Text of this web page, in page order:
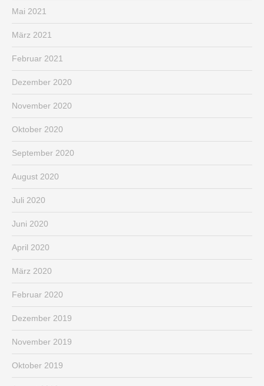
Mai 2021
März 2021
Februar 2021
Dezember 2020
November 2020
Oktober 2020
September 2020
August 2020
Juli 2020
Juni 2020
April 2020
März 2020
Februar 2020
Dezember 2019
November 2019
Oktober 2019